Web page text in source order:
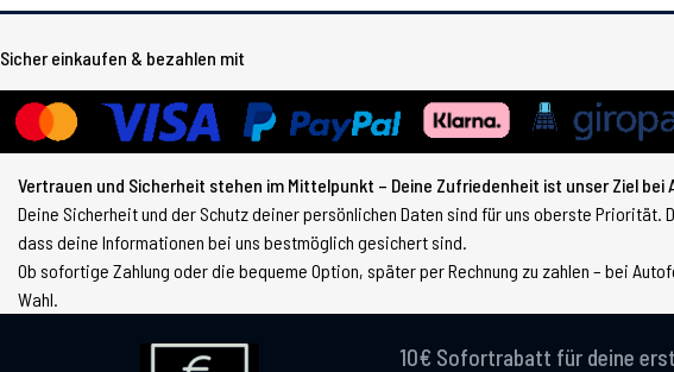
Sicher einkaufen & bezahlen mit
Vertrauen und Sicherheit stehen im Mittelpunkt – Deine Zufriedenheit ist unser Ziel bei
Deine Sicherheit und der Schutz deiner persönlichen Daten sind für uns oberste Priorität.
dass deine Informationen bei uns bestmöglich gesichert sind.
Ob sofortige Zahlung oder die bequeme Option, später per Rechnung zu zahlen – bei
Wahl.
10€ Sofortrabatt für deine